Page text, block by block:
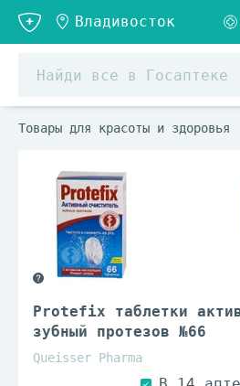
Товары для красоты и здоровья
Protefix таблетки
зубный протезов №66
Queisser Pharma